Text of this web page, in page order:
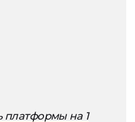
платформы на 1